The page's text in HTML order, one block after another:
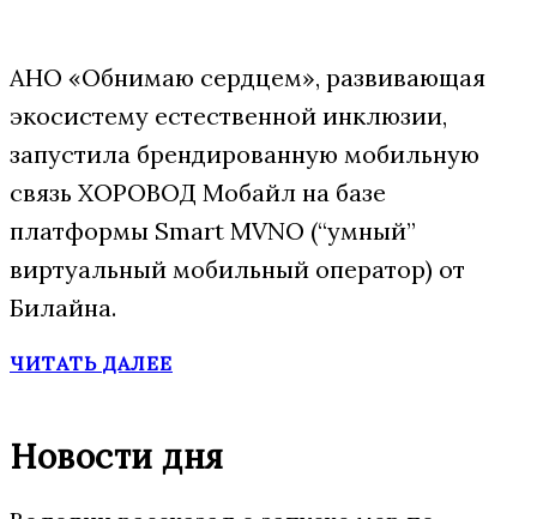
АНО «Обнимаю сердцем», развивающая
экосистему естественной инклюзии,
запустила брендированную мобильную
связь ХОРОВОД Мобайл на базе
платформы Smart MVNO (“умный”
виртуальный мобильный оператор) от
Билайна.
ЧИТАТЬ ДАЛЕЕ
Новости дня